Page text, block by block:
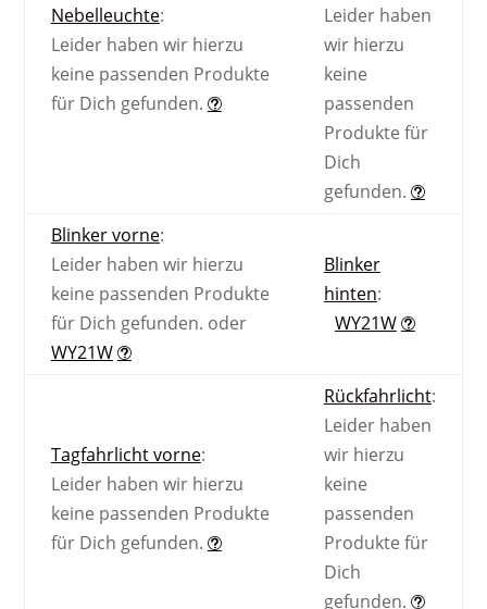
Nebel­leuchte:
Leider haben wir hierzu
keine passenden Produkte
für Dich gefunden.
Leider haben
wir hierzu
keine
passenden
Produkte für
Dich
gefunden.
Blinker vorne:
Leider haben wir hierzu
keine passenden Produkte
für Dich gefunden. oder
WY21W
Blinker
hinten:
WY21W
Tagfahrlicht vorne:
Leider haben wir hierzu
keine passenden Produkte
für Dich gefunden.
Rückfahrlicht:
Leider haben
wir hierzu
keine
passenden
Produkte für
Dich
gefunden.